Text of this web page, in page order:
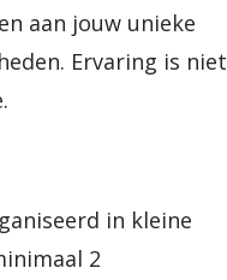
aan jouw unieke
Ervaring is niet
in kleine
2